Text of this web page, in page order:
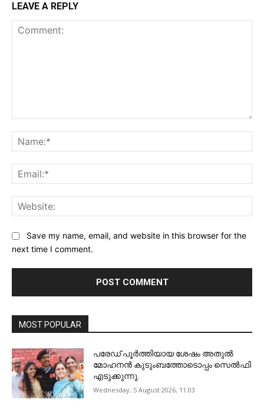
LEAVE A REPLY
Save my name, email, and website in this browser for the
next time I comment.
MOST POPULAR
പരേഡ് പൂര്‍ത്തിയായ ശേഷം അതുൽ
മോഹനൻ കുടുംബത്തോടൊപ്പം സെൽഫി
എടുക്കുന്നു.
Wednesday, 5 August 2026, 11:03